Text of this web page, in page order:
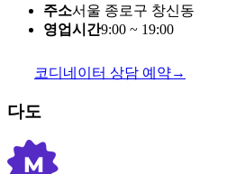
주소서울 종로구 창신동
영업시간9:00 ~ 19:00
코디네이터 상담 예약→
다도